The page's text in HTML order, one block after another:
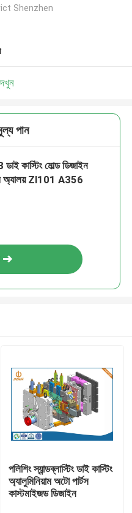
Shenzhen
পান
কাস্টিং মোল্ড ডিজাইন
অ্যালয় Zl101 A356
পলিশিং স্যান্ডব্লাস্টিং ডাই কাস্টিং
অ্যালুমিনিয়াম অটো পার্টস
কাস্টমাইজড ডিজাইন